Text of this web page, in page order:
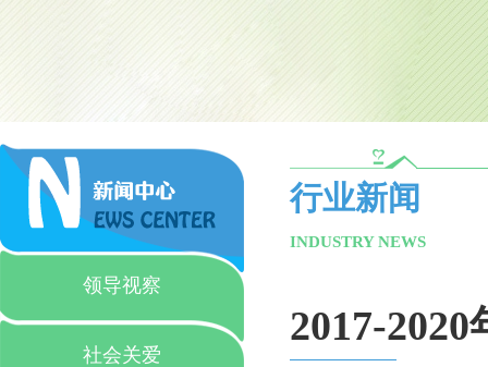
领导视察
社会关爱
行业新闻
INDUSTRY NEWS
2017-